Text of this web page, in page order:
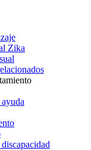
Zika